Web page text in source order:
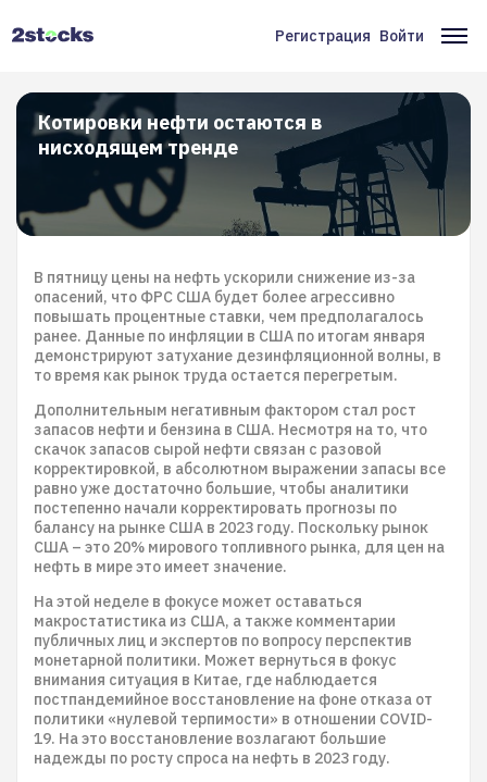
Меню
учётной
записи
пользователя
Регистрация Войти
Котировки нефти остаются в
нисходящем тренде
В пятницу цены на нефть ускорили снижение из-за
опасений, что ФРС США будет более агрессивно
повышать процентные ставки, чем предполагалось
ранее. Данные по инфляции в США по итогам января
демонстрируют затухание дезинфляционной волны, в
то время как рынок труда остается перегретым.
Дополнительным негативным фактором стал рост
запасов нефти и бензина в США. Несмотря на то, что
скачок запасов сырой нефти связан с разовой
корректировкой, в абсолютном выражении запасы все
равно уже достаточно большие, чтобы аналитики
постепенно начали корректировать прогнозы по
балансу на рынке США в 2023 году. Поскольку рынок
США – это 20% мирового топливного рынка, для цен на
нефть в мире это имеет значение.
На этой неделе в фокусе может оставаться
макростатистика из США, а также комментарии
публичных лиц и экспертов по вопросу перспектив
монетарной политики. Может вернуться в фокус
внимания ситуация в Китае, где наблюдается
постпандемийное восстановление на фоне отказа от
политики «нулевой терпимости» в отношении COVID-
19. На это восстановление возлагают большие
надежды по росту спроса на нефть в 2023 году.